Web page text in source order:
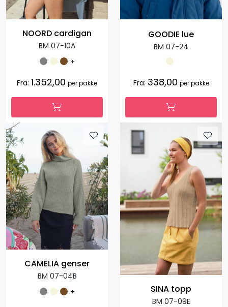
NOORD cardigan
BM 07-10A
+
Fra: 1.352,00 per pakke
GOODIE lue
BM 07-24
Fra: 338,00 per pakke
CAMELIA genser
BM 07-04B
+ SINA topp
BM 07-09E